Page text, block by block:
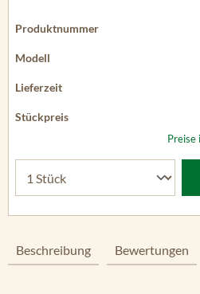
Preise
Beschreibung Bewertungen